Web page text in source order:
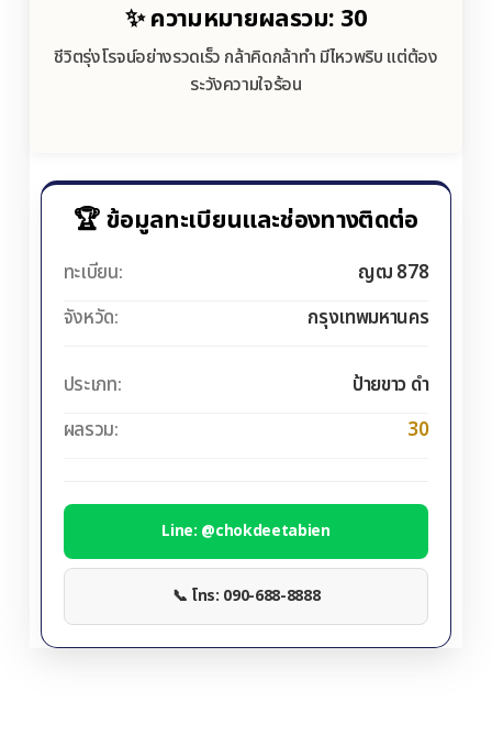
✨ ความหมายผลรวม: 30
ชีวิตรุ่งโรจน์อย่างรวดเร็ว กล้าคิดกล้าทำ มีไหวพริบ แต่ต้อง
ระวังความใจร้อน
🏆 ข้อมูลทะเบียนและช่องทางติดต่อ
ทะเบียน:
ญฒ 878
จังหวัด:
กรุงเทพมหานคร
ประเภท:
ป้ายขาว ดำ
ผลรวม:
30
Line: @chokdeetabien
📞 โทร: 090-688-8888